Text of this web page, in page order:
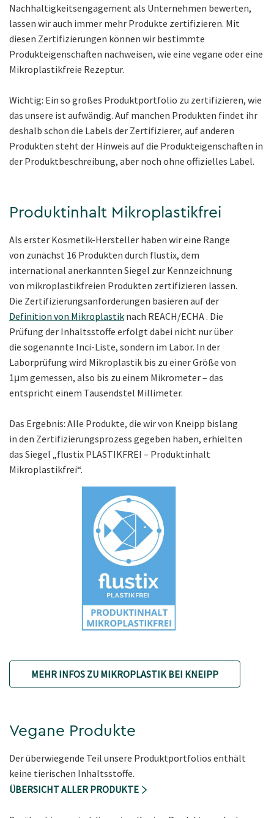
Nachhaltigkeitsengagement als Unternehmen bewerten,
lassen wir auch immer mehr Produkte zertifizieren. Mit
diesen Zertifizierungen können wir bestimmte
Produkteigenschaften nachweisen, wie eine vegane oder eine
Mikroplastikfreie Rezeptur.
Wichtig: Ein so großes Produktportfolio zu zertifizieren, wie
das unsere ist aufwändig. Auf manchen Produkten findet ihr
deshalb schon die Labels der Zertifizierer, auf anderen
Produkten steht der Hinweis auf die Produkteigenschaften in
der Produktbeschreibung, aber noch ohne offizielles Label.
Produktinhalt Mikroplastikfrei
Als erster Kosmetik-Hersteller haben wir eine Range
von zunächst 16 Produkten durch flustix, dem
international anerkannten Siegel zur Kennzeichnung
von mikroplastikfreien Produkten zertifizieren lassen.
Die Zertifizierungsanforderungen basieren auf der
Definition von Mikroplastik nach REACH/ECHA . Die
Prüfung der Inhaltsstoffe erfolgt dabei nicht nur über
die sogenannte Inci-Liste, sondern im Labor. In der
Laborprüfung wird Mikroplastik bis zu einer Größe von
1μm gemessen, also bis zu einem Mikrometer – das
entspricht einem Tausendstel Millimeter.
Das Ergebnis: Alle Produkte, die wir von Kneipp bislang
in den Zertifizierungsprozess gegeben haben, erhielten
das Siegel „flustix PLASTIKFREI – Produktinhalt
Mikroplastikfrei“.
MEHR INFOS ZU MIKROPLASTIK BEI KNEIPP
Vegane Produkte
Der überwiegende Teil unsere Produktportfolios enthält
keine tierischen Inhaltsstoffe.
ÜBERSICHT ALLER PRODUKTE